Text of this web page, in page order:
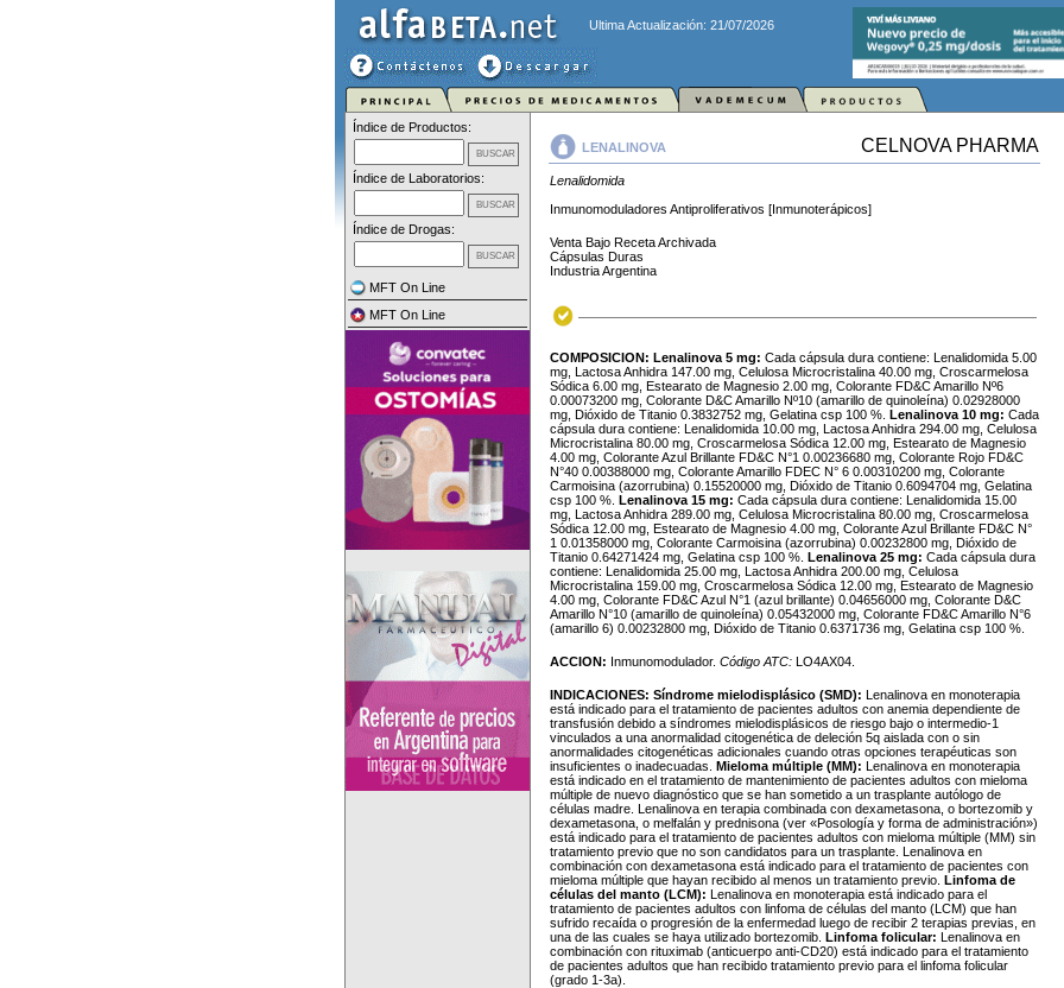
Ultima Actualización: 21/07/2026
Índice de Productos:
Índice de Laboratorios:
Índice de Drogas:
MFT On Line
MFT On Line
LENALINOVA CELNOVA PHARMA
Lenalidomida
Inmunomoduladores Antiproliferativos [Inmunoterápicos]
Venta Bajo Receta Archivada
Cápsulas Duras
Industria Argentina
COMPOSICION: Lenalinova 5 mg: Cada cápsula dura contiene: Lenalidomida 5.00
mg, Lactosa Anhidra 147.00 mg, Celulosa Microcristalina 40.00 mg, Croscarmelosa
Sódica 6.00 mg, Estearato de Magnesio 2.00 mg, Colorante FD&C Amarillo Nº6
0.00073200 mg, Colorante D&C Amarillo Nº10 (amarillo de quinoleína) 0.02928000
mg, Dióxido de Titanio 0.3832752 mg, Gelatina csp 100 %. Lenalinova 10 mg: Cada
cápsula dura contiene: Lenalidomida 10.00 mg, Lactosa Anhidra 294.00 mg, Celulosa
Microcristalina 80.00 mg, Croscarmelosa Sódica 12.00 mg, Estearato de Magnesio
4.00 mg, Colorante Azul Brillante FD&C N°1 0.00236680 mg, Colorante Rojo FD&C
N°40 0.00388000 mg, Colorante Amarillo FDEC N° 6 0.00310200 mg, Colorante
Carmoisina (azorrubina) 0.15520000 mg, Dióxido de Titanio 0.6094704 mg, Gelatina
csp 100 %. Lenalinova 15 mg: Cada cápsula dura contiene: Lenalidomida 15.00
mg, Lactosa Anhidra 289.00 mg, Celulosa Microcristalina 80.00 mg, Croscarmelosa
Sódica 12.00 mg, Estearato de Magnesio 4.00 mg, Colorante Azul Brillante FD&C N°
1 0.01358000 mg, Colorante Carmoisina (azorrubina) 0.00232800 mg, Dióxido de
Titanio 0.64271424 mg, Gelatina csp 100 %. Lenalinova 25 mg: Cada cápsula dura
contiene: Lenalidomida 25.00 mg, Lactosa Anhidra 200.00 mg, Celulosa
Microcristalina 159.00 mg, Croscarmelosa Sódica 12.00 mg, Estearato de Magnesio
4.00 mg, Colorante FD&C Azul N°1 (azul brillante) 0.04656000 mg, Colorante D&C
Amarillo N°10 (amarillo de quinoleína) 0.05432000 mg, Colorante FD&C Amarillo N°6
(amarillo 6) 0.00232800 mg, Dióxido de Titanio 0.6371736 mg, Gelatina csp 100 %.
ACCION: Inmunomodulador. Código ATC: LO4AX04.
INDICACIONES: Síndrome mielodisplásico (SMD): Lenalinova en monoterapia
está indicado para el tratamiento de pacientes adultos con anemia dependiente de
transfusión debido a síndromes mielodisplásicos de riesgo bajo o intermedio-1
vinculados a una anormalidad citogenética de deleción 5q aislada con o sin
anormalidades citogenéticas adicionales cuando otras opciones terapéuticas son
insuficientes o inadecuadas. Mieloma múltiple (MM): Lenalinova en monoterapia
está indicado en el tratamiento de mantenimiento de pacientes adultos con mieloma
múltiple de nuevo diagnóstico que se han sometido a un trasplante autólogo de
células madre. Lenalinova en terapia combinada con dexametasona, o bortezomib y
dexametasona, o melfalán y prednisona (ver «Posología y forma de administración»)
está indicado para el tratamiento de pacientes adultos con mieloma múltiple (MM) sin
tratamiento previo que no son candidatos para un trasplante. Lenalinova en
combinación con dexametasona está indicado para el tratamiento de pacientes con
mieloma múltiple que hayan recibido al menos un tratamiento previo. Linfoma de
células del manto (LCM): Lenalinova en monoterapia está indicado para el
tratamiento de pacientes adultos con linfoma de células del manto (LCM) que han
sufrido recaída o progresión de la enfermedad luego de recibir 2 terapias previas, en
una de las cuales se haya utilizado bortezomib. Linfoma folicular: Lenalinova en
combinación con rituximab (anticuerpo anti-CD20) está indicado para el tratamiento
de pacientes adultos que han recibido tratamiento previo para el linfoma folicular
(grado 1-3a).